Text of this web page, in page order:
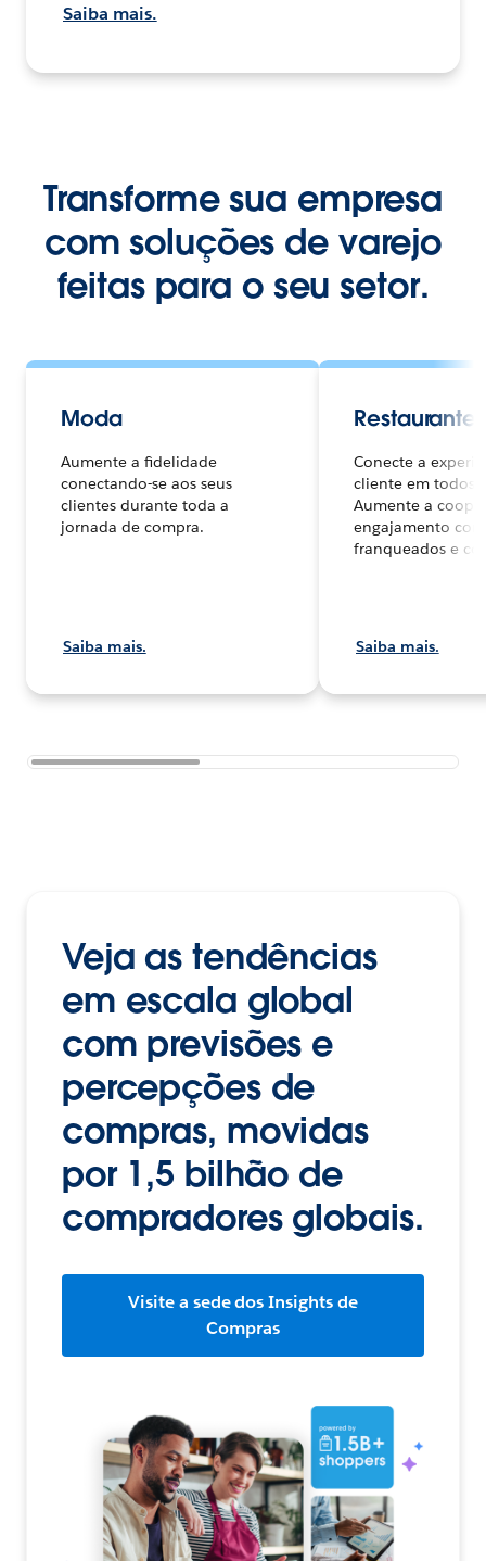
Saiba mais.
Transforme sua empresa
com soluções de varejo
feitas para o seu setor.
Moda
Aumente a fidelidade
conectando-se aos seus
clientes durante toda a
jornada de compra.
Saiba mais.
Restaurantes
Conecte a
cliente em todos
Aumente a
engajamento com
franqueados e
Saiba mais.
Veja as tendências
em escala global
com previsões e
percepções de
compras, movidas
por 1,5 bilhão de
compradores globais.
Visite a sede dos Insights de
Compras